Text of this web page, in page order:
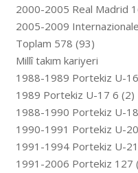
2000-2005 Real Madrid
2005-2009
Toplam 578 (93)
Millî takım kariyeri
1988-1989 Portekiz U-
1989 Portekiz U-17 6 (2)
1988-1990 Portekiz U-
1990-1991 Portekiz U-
1991-1994 Portekiz U-
1991-2006 Portekiz 127